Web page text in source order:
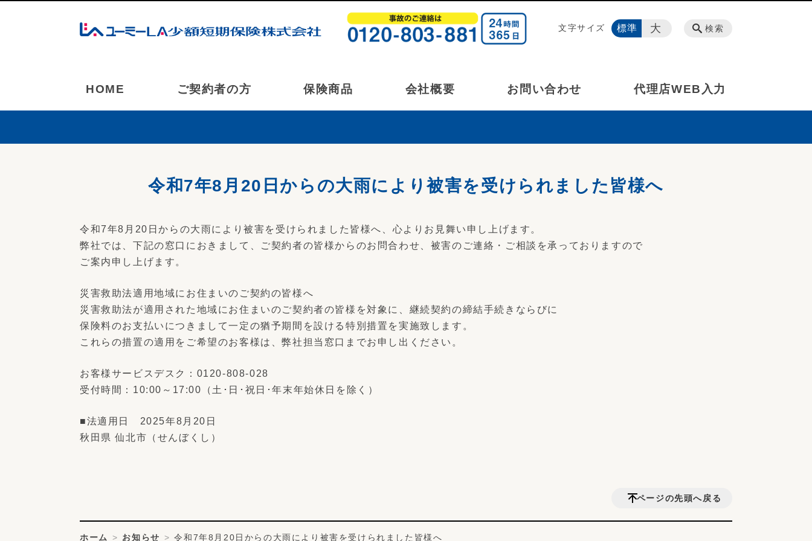
HOME ご契約者の方 保険商品 会社概要 お問い合わせ 代理店WEB入力
検索
文字サイズ 標準 大
令和7年8月20日からの大雨により被害を受けられました皆様へ
令和7年8月20日からの大雨により被害を受けられました皆様へ、心よりお見舞い申し上げます。
弊社では、下記の窓口におきまして、ご契約者の皆様からのお問合わせ、被害のご連絡・ご相談を承っておりますので
ご案内申し上げます。
災害救助法適用地域にお住まいのご契約の皆様へ
災害救助法が適用された地域にお住まいのご契約者の皆様を対象に、継続契約の締結手続きならびに
保険料のお支払いにつきまして一定の猶予期間を設ける特別措置を実施致します。
これらの措置の適用をご希望のお客様は、弊社担当窓口までお申し出ください。
お客様サービスデスク：0120‐808‐028
受付時間：10:00～17:00（土･日･祝日･年末年始休日を除く）
■法適用日 2025年8月20日
秋田県 仙北市（せんぼくし）
ページの先頭へ戻る
ホーム お知らせ 令和7年8月20日からの大雨により被害を受けられました皆様へ